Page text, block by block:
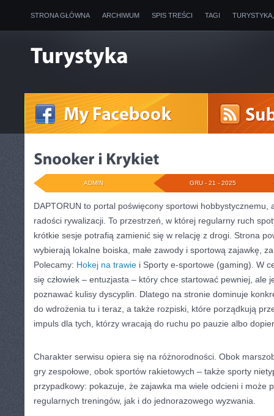
STRONA GŁÓWNA ARCHIWUM SPIS TREŚCI TAGI
GRU - 21 - 2025
ADMIN
DAPTORUN to portal poświęcony sportowi hobbystycznemu,
radości rywalizacji. To przestrzeń, w której regularny ruch
krótkie sesje potrafią zamienić się w relację z drogi. Strona
wybierają lokalne boiska, małe zawody i sportową zajawkę,
Polecamy: Hokej na trawie i Sporty e-sportowe (gaming). W
się człowiek – entuzjasta – który chce startować pewniej, ale
poznawać kulisy dyscyplin. Dlatego na stronie dominuje
do wdrożenia tu i teraz, a także rozpiski, które porządkują
impuls dla tych, którzy wracają do ruchu po pauzie albo
Charakter serwisu opiera się na różnorodności. Obok
gry zespołowe, obok sportów rakietowych – także sporty
przypadkowy: pokazuje, że zajawka ma wiele odcieni i może
regularnych treningów, jak i do jednorazowego wyzwania.